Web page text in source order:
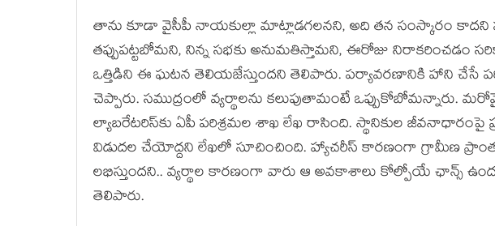
తాను కూడా వైసీపీ నాయకుల్లా మాట్లాడగలనని, అది తన సంస్కారం కాదని
తప్పుపట్టబోమని, నిన్న సభకు అనుమతిస్తామని, ఈరోజు నిరాకరించడం
ఒత్తిడిని ఈ ఘటన తెలియజేస్తుందని తెలిపారు. పర్యావరణానికి హాని చేసే
చెప్పారు. సముద్రంలో వ్యర్థాలను కలుపుతామంటే ఒప్పుకోబోమన్నారు.
ల్యాబరేటరిస్‌కు ఏపీ పరిశ్రమల శాఖ లేఖ రాసింది. స్థానికుల జీవనాధారంపై
విడుదల చేయోద్దని లేఖలో సూచించింది. హ్యాచరీస్ కారణంగా గ్రామీణ ప్రాంత
లభిస్తుందని.. వ్యర్థాల కారణంగా వారు ఆ అవకాశాలు కోల్పోయే ఛాన్స్ ఉందని
తెలిపారు.